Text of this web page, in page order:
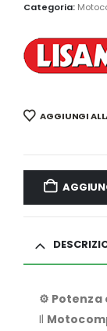
Categoria:
AGGIUNGI
⚙️ Potenza
Il